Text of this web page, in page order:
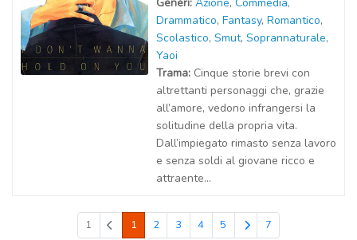
Drammatico, Fantasy, Romantico,
Scolastico, Smut, Soprannaturale,
Yaoi
Trama: Cinque storie brevi con
altrettanti personaggi che, grazie
all’amore, vedono infrangersi la
solitudine della propria vita.
Dall’impiegato rimasto senza lavoro
e senza soldi al giovane ricco e
attraente...
1 1 2 3 4 5 7